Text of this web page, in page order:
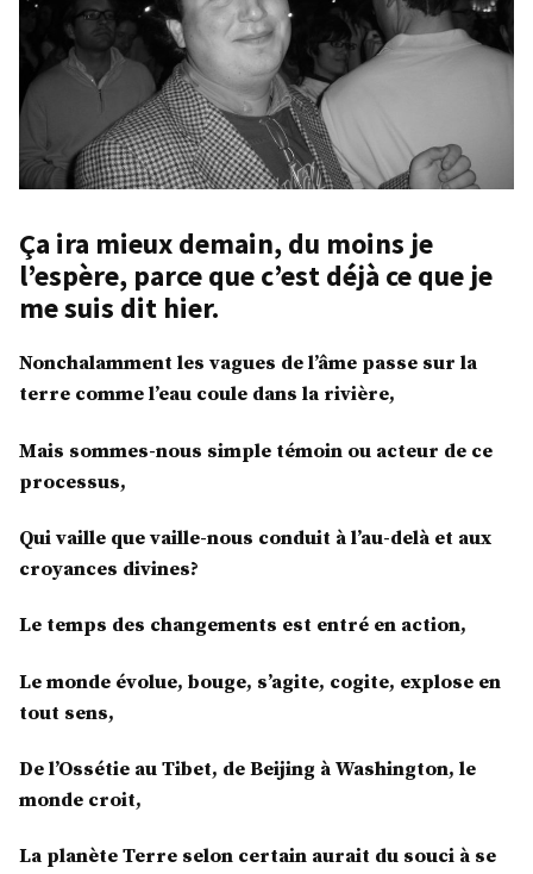
Ça ira mieux demain, du moins je
l’espère, parce que c’est déjà ce que je
me suis dit hier.
Nonchalamment les vagues de l’âme passe sur la
terre comme l’eau coule dans la rivière,
Mais sommes-nous simple témoin ou acteur de ce
processus,
Qui vaille que vaille-nous conduit à l’au-delà et aux
croyances divines?
Le temps des changements est entré en action,
Le monde évolue, bouge, s’agite, cogite, explose en
tout sens,
De l’Ossétie au Tibet, de Beijing à Washington, le
monde croit,
La planète Terre selon certain aurait du souci à se